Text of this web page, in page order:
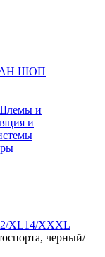
ШОП
и
и
XL14/XXXL
черный/